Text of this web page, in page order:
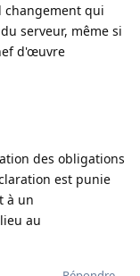
changement qui
serveur, même si
d'œuvre
des obligations
est punie
à un
au